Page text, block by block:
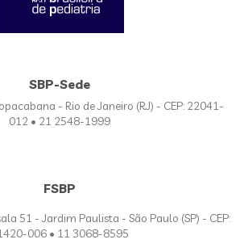
SBP-Sede
- Rio de Janeiro (RJ) - CEP: 22041-
012 • 21 2548-1999
FSBP
51 - Jardim Paulista - São Paulo (SP) - CEP:
006 • 11 3068-8595